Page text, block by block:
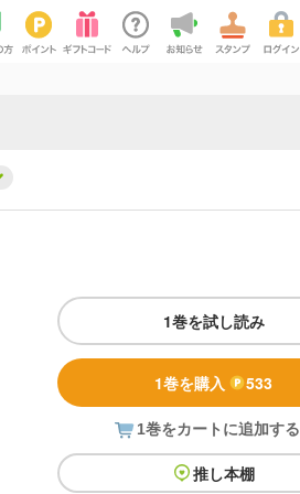
1巻を試し読み
1巻を購入 533
1巻をカートに追加する
推し本棚